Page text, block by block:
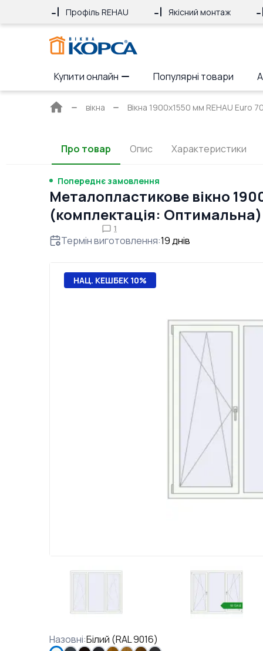
Профіль REHAU Якісний монтаж
Купити онлайн Популярні товари
Головна
вікна Вікна 1900x1550 мм REHAU Euro
Про товар Опис Характеристики
Попереднє замовлення
Металопластикове вікно
(комплектація: Оптимальна)
1
Термін виготовлення:19днів
НАЦ. КЕШБЕК 10%
Назовні:Білий (RAL 9016)